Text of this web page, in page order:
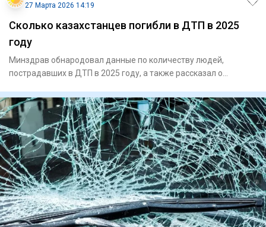
27 Марта 2026 14:19
Сколько казахстанцев погибли в ДТП в 2025
году
Минздрав обнародовал данные по количеству людей,
пострадавших в ДТП в 2025 году, а также рассказал о